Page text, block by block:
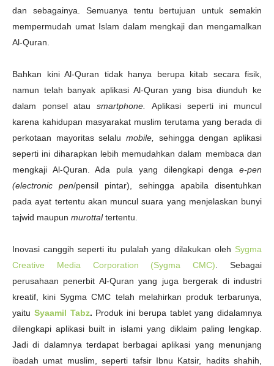
dan sebagainya. Semuanya tentu bertujuan untuk semakin
mempermudah umat Islam dalam mengkaji dan mengamalkan
Al-Quran.
Bahkan kini Al-Quran tidak hanya berupa kitab secara fisik,
namun telah banyak aplikasi Al-Quran yang bisa diunduh ke
dalam ponsel atausmartphone. Aplikasi seperti ini muncul
karena kahidupan masyarakat muslim terutama yang berada di
perkotaan mayoritas selalu mobile, sehingga dengan aplikasi
seperti ini diharapkan lebih memudahkan dalam membaca dan
mengkaji Al-Quran. Ada pula yang dilengkapi denga e-pen
(electronic pen/pensil pintar), sehingga apabila disentuhkan
pada ayat tertentu akan muncul suara yang menjelaskan bunyi
tajwid maupun murottaltertentu.
Inovasi canggih seperti itu pulalah yang dilakukan oleh Sygma
Creative Media Corporation (Sygma CMC) . Sebagai
perusahaan penerbit Al-Quran yang juga bergerak di industri
kreatif, kini Sygma CMC telah melahirkan produk terbarunya,
yaitu Syaamil Tabz. Produk ini berupa tablet yang didalamnya
dilengkapi aplikasi built in islami yang diklaim paling lengkap.
Jadi di dalamnya terdapat berbagai aplikasi yang menunjang
ibadah umat muslim, seperti tafsir Ibnu Katsir, hadits shahih,